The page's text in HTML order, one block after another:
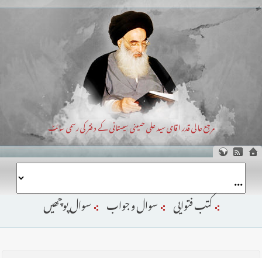
مرجع عالی قدر اقای سید علی حسینی سیستانی کے دفتر کی رسمی سائٹ
کتب فتوایی سوال و جواب سوال پوچھیں